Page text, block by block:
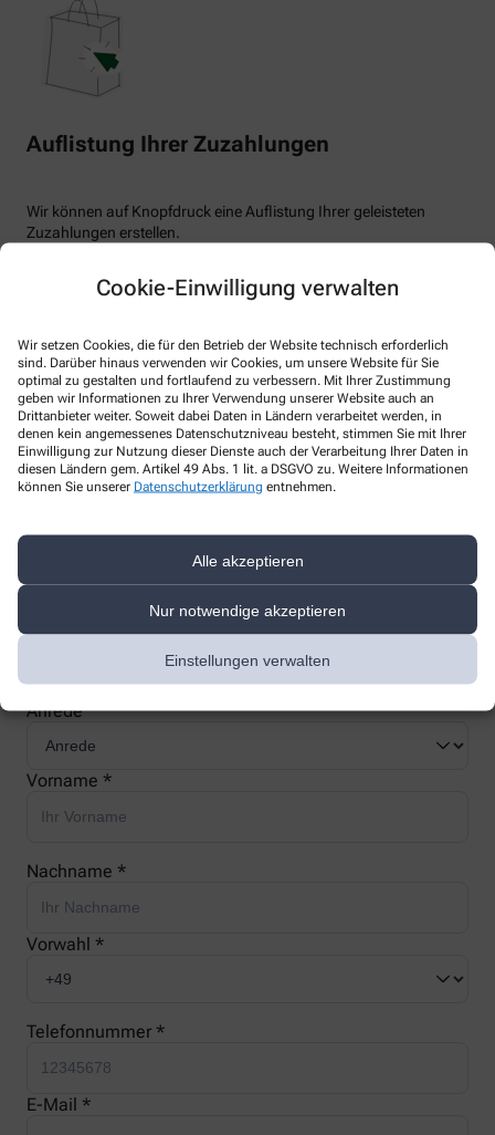
Cookie-Einwilligung verwalten
Wir setzen Cookies, die für den Betrieb der Website technisch erforderlich
sind. Darüber hinaus verwenden wir Cookies, um unsere Website für Sie
optimal zu gestalten und fortlaufend zu verbessern. Mit Ihrer Zustimmung
geben wir Informationen zu Ihrer Verwendung unserer Website auch an
Drittanbieter weiter. Soweit dabei Daten in Ländern verarbeitet werden, in
denen kein angemessenes Datenschutzniveau besteht, stimmen Sie mit Ihrer
Einwilligung zur Nutzung dieser Dienste auch der Verarbeitung Ihrer Daten in
diesen Ländern gem. Artikel 49 Abs. 1 lit. a DSGVO zu. Weitere Informationen
können Sie unserer Datenschutzerklärung entnehmen.
Alle akzeptieren
Nur notwendige akzeptieren
Einstellungen verwalten
Auflistung Ihrer Zuzahlungen
Wir können auf Knopfdruck eine Auflistung Ihrer geleisteten
Zuzahlungen erstellen.
Nachweis Ihrer Befreiung
Wenn Sie einen Ausweis über die Befreiung der gesetzlichen
Zuzahlung haben, können wir diese Info speichern und Sie
Jetzt schnell und einfach online beantragen und beim nächsten
Besuch bei uns in der Apotheke abholen.
Anrede
Vorname *
Nachname *
Vorwahl *
Telefonnummer *
E-Mail *